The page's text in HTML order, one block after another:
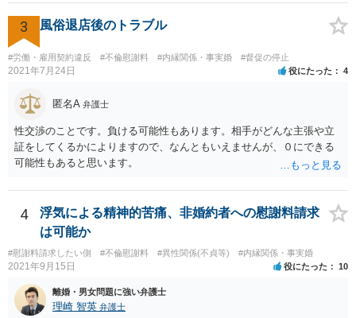
によっても追加での請求については変わってくるかと思われます。 ま
た、請求する金額によっては、相手方の判断として、それで全て終わ
るのであれば払っておしまいにする、という考え方もあり得ます。
3 風俗退店後のトラブル
#労働・雇用契約違反 #不倫慰謝料 #内縁関係・事実婚 #督促の停止
2021年7月24日 役にたった 4
匿名A 弁護士
性交渉のことです。負ける可能性もあります。相手がどんな主張や立
証をしてくるかによりますので、なんともいえませんが、０にできる
可能性もあると思います。
4
浮気による精神的苦痛、非婚約者への慰謝料請求
は可能か
#慰謝料請求したい側 #不倫慰謝料 #異性関係(不貞等) #内縁関係・事実婚
2021年9月15日 役にたった 10
離婚・男女問題に強い弁護士
理崎 智英 弁護士